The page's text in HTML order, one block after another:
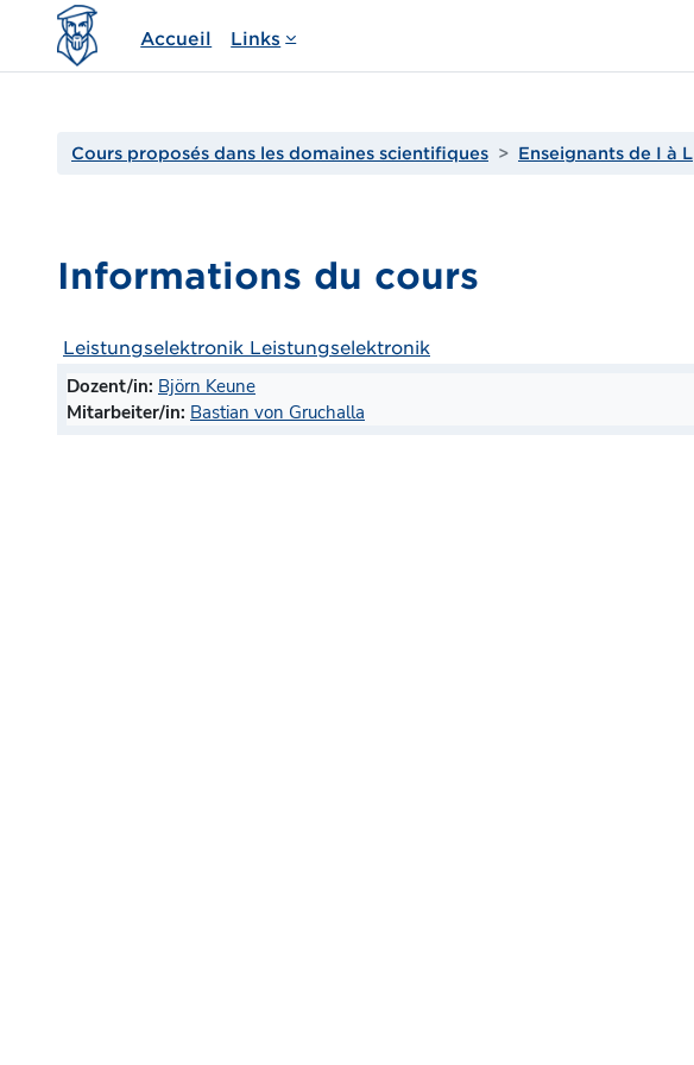
Passer au contenu principal
Accueil Links
Cours proposés dans les domaines scientifiques Enseignants de I à L
Informations du cours
Leistungselektronik Leistungselektronik
Dozent/in: Björn Keune
Mitarbeiter/in: Bastian von Gruchalla